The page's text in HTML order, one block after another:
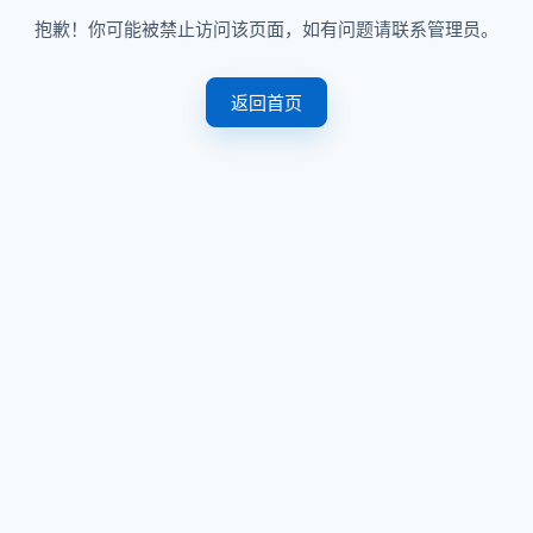
抱歉！你可能被禁止访问该页面，如有问题请联系管理员。
返回首页